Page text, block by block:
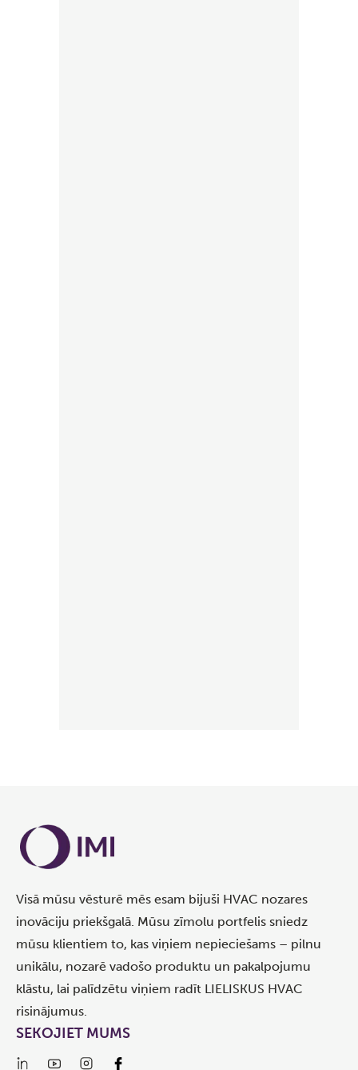
Visā mūsu vēsturē mēs esam bijuši HVAC nozares
inovāciju priekšgalā. Mūsu zīmolu portfelis sniedz
mūsu klientiem to, kas viņiem nepieciešams – pilnu
unikālu, nozarē vadošo produktu un pakalpojumu
klāstu, lai palīdzētu viņiem radīt LIELISKUS HVAC
risinājumus.
SEKOJIET MUMS